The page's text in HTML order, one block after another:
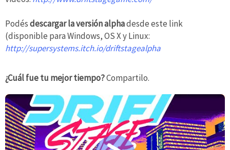
Podésdescargar la versión alphadesde este link
(disponible para Windows, OS X y Linux:
http://supersystems.itch.io/driftstagealpha
¿Cuál fue tu mejor tiempo?Compartilo.